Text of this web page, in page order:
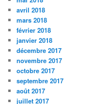
avril 2018
mars 2018
février 2018
janvier 2018
décembre 2017
novembre 2017
octobre 2017
septembre 2017
août 2017
juillet 2017